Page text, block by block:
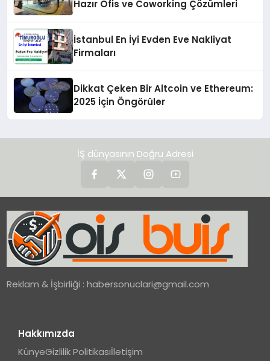
Hazır Ofis ve Coworking Çözümleri
İstanbul En İyi Evden Eve Nakliyat
Firmaları
Dikkat Çeken Bir Altcoin ve Ethereum:
2025 İçin Öngörüler
İŞ dünyasının Doğru Adresi
Reklam & İşbirliği :habersonuclari@gmail.com
Hakkımızda
KünyeGizlilik Politikasıİletişim